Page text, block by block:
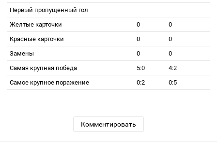
Первый пропущенный гол
Желтые карточки
0
0
Красные карточки
0
0
Замены
0
0
Самая крупная победа
5:0
4:2
Самое крупное поражение
0:2 0:5
Комментировать